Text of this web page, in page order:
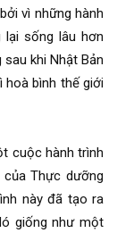
vì những hành
lại sống lâu hơn
khi Nhật Bản
hoà bình thế giới
cuộc hành trình
Thực dưỡng
này đã tạo ra
giống như một